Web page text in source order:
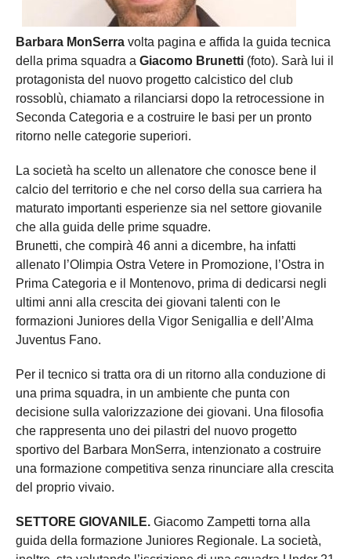
Barbara MonSerra volta pagina e affida la guida tecnica
della prima squadra a Giacomo Brunetti (foto). Sarà lui il
protagonista del nuovo progetto calcistico del club
rossoblù, chiamato a rilanciarsi dopo la retrocessione in
Seconda Categoria e a costruire le basi per un pronto
ritorno nelle categorie superiori.
La società ha scelto un allenatore che conosce bene il
calcio del territorio e che nel corso della sua carriera ha
maturato importanti esperienze sia nel settore giovanile
che alla guida delle prime squadre.
Brunetti, che compirà 46 anni a dicembre, ha infatti
allenato l’Olimpia Ostra Vetere in Promozione, l’Ostra in
Prima Categoria e il Montenovo, prima di dedicarsi negli
ultimi anni alla crescita dei giovani talenti con le
formazioni Juniores della Vigor Senigallia e dell’Alma
Juventus Fano.
Per il tecnico si tratta ora di un ritorno alla conduzione di
una prima squadra, in un ambiente che punta con
decisione sulla valorizzazione dei giovani. Una filosofia
che rappresenta uno dei pilastri del nuovo progetto
sportivo del Barbara MonSerra, intenzionato a costruire
una formazione competitiva senza rinunciare alla crescita
del proprio vivaio.
SETTORE GIOVANILE. Giacomo Zampetti torna alla
guida della formazione Juniores Regionale. La società,